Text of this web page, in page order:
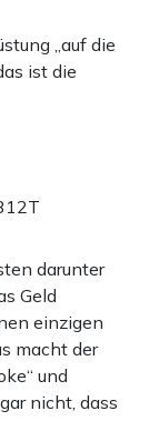
„auf die
ist die
darunter
Geld
einzigen
macht der
und
nicht, dass